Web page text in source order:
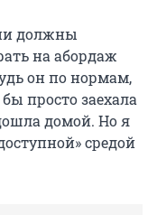
должны
на абордаж
он по нормам,
просто заехала
домой. Но я
средой